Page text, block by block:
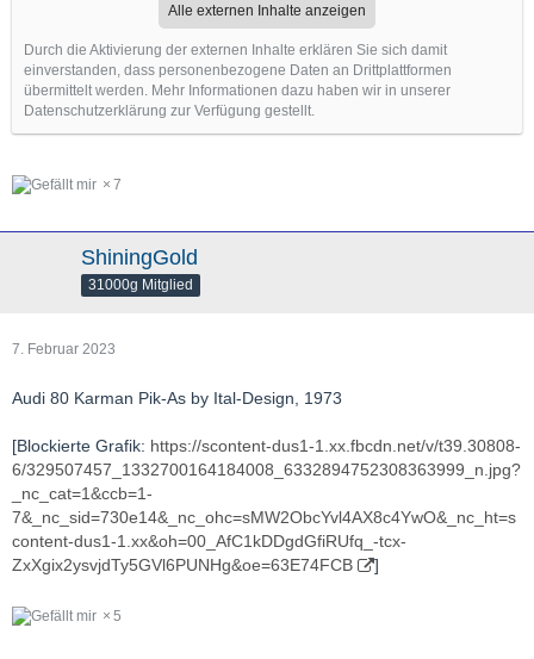
Alle externen Inhalte anzeigen
Durch die Aktivierung der externen Inhalte erklären Sie sich damit
einverstanden, dass personenbezogene Daten an Drittplattformen
übermittelt werden. Mehr Informationen dazu haben wir in unserer
Datenschutzerklärung zur Verfügung gestellt.
7
ShiningGold
31000g Mitglied
7. Februar 2023
Audi 80 Karman Pik-As by Ital-Design, 1973
[Blockierte Grafik: https://scontent-dus1-1.xx.fbcdn.net/v/t39.30808-
6/329507457_1332700164184008_6332894752308363999_n.jpg?
_nc_cat=1&ccb=1-
7&_nc_sid=730e14&_nc_ohc=sMW2ObcYvl4AX8c4YwO&_nc_ht=s
content-dus1-1.xx&oh=00_AfC1kDDgdGfiRUfq_-tcx-
ZxXgix2ysvjdTy5GVl6PUNHg&oe=63E74FCB
]
5